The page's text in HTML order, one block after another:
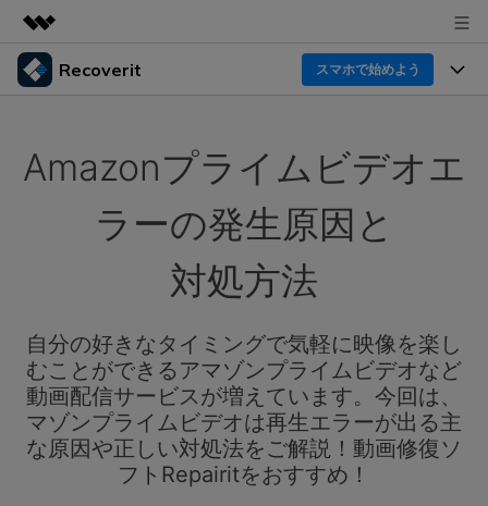
製品
概要
企業情報
プラン＆価格
Recoverit スマホで始めよう
Recoverit for Windows
Windowsデータ復元ならRecoverit！確実な復元技術と
スマホで始めよう
Recoverit for Mac
AI
Macの大切なデータを制限なく完全復元
スマホで始めよう
機能一覧
ドライブから復元
削除されたメディアを復元
独自の復元ソリューション 新着
ドキュメントを復元
データ損失のシナリオ
データ復元事例
外付けデバイス復元
パソコン復元
その他の復元
データ復元の専門家
カスタマーストーリー
人気内容
Recoveritをよりよく活用
操作ガイド
ログイン
search
Amazonプライムビデオエ
ラーの発生原因と
対処方法
自分の好きなタイミングで気軽に映像を楽し
むことができるアマゾンプライムビデオなど
動画配信サービスが増えています。今回は、
マゾンプライムビデオは再生エラーが出る主
な原因や正しい対処法をご解説！動画修復ソ
フトRepairitをおすすめ！